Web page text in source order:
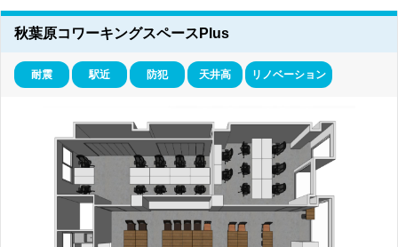
つては日本一の電気街でもありました。日本発祥の「オタク文化」を求
めて多くの訪日外国人が訪れるなど、日本を代表する商業地でもありま
秋葉原駅は交通の利便性が高いため、多くの観光客を呼び込む要因の一
つにもなっており、東京駅まではわずか2分で行くことができます。乗
り入れ路線は、JR東日本各線（山手線、京浜東北線、総武線）、東京
メトロ日比谷線、首都圏新都市鉄道つくばエクスプレスが乗り入れてお
り、東京都内へはもちろん、千葉や埼玉方面、つくばエクスプレスで茨
秋葉原コワーキングスペースPlus
耐震 駅近 防犯 天井高 リノベーション